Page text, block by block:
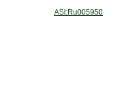
ASI:Ru005950